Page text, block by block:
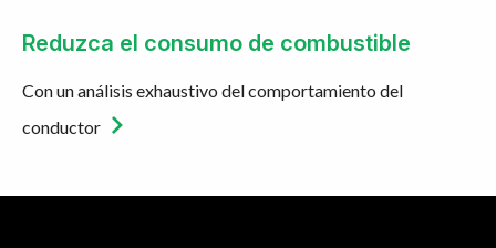
Reduzca el consumo de combustible
Con un análisis exhaustivo del comportamiento del
conductor